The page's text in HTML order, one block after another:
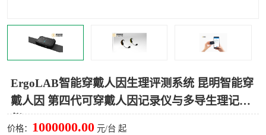
ErgoLAB智能穿戴人因生理评测系统 昆明智能穿
戴人因 第四代可穿戴人因记录仪与多导生理记录
价格： 1000000.00 元/台 起